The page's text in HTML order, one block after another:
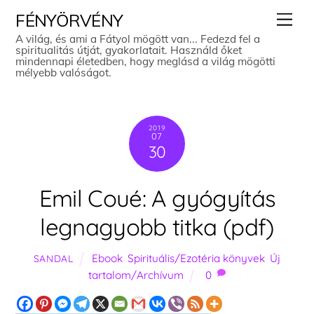
content
FÉNYÖRVÉNY
A világ, és ami a Fátyol mögött van... Fedezd fel a
spiritualitás útját, gyakorlatait. Használd őket
mindennapi életedben, hogy meglásd a világ mögötti
mélyebb valóságot.
2019
07
30
Emil Coué: A gyógyítás
legnagyobb titka (pdf)
SANDAL Ebook ,Spirituális/Ezotéria könyvek Új
tartalom/Archívum
0